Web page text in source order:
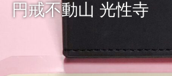
円戒不動山 光性寺